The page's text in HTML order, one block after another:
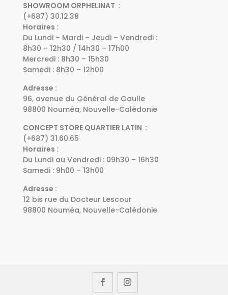
SHOWROOM ORPHELINAT :
(+687) 30.12.38
Horaires :
Du Lundi – Mardi – Jeudi – Vendredi :
8h30 – 12h30 / 14h30 – 17h00
Mercredi : 8h30 – 15h30
Samedi : 8h30 – 12h00
Adresse :
96, avenue du Général de Gaulle
98800 Nouméa, Nouvelle-Calédonie
CONCEPT STORE QUARTIER LATIN :
(+687) 31.60.65
Horaires :
Du Lundi au Vendredi : 09h30 – 16h30
Samedi : 9h00 – 13h00
Adresse :
12 bis rue du Docteur Lescour
98800 Nouméa, Nouvelle-Calédonie